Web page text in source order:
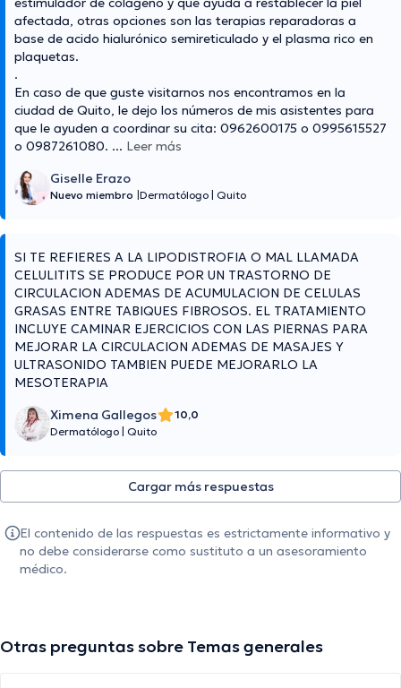
afectada, otras opciones son las terapias reparadoras a
base de acido hialurónico semireticulado y el plasma rico en
plaquetas.
.
En caso de que guste visitarnos nos encontramos en la
ciudad de Quito, le dejo los números de mis asistentes para
que le ayuden a coordinar su cita: 0962600175 o 0995615527
o 0987261080. ... Leer más
Giselle Erazo
Nuevo miembro Dermatólogo Quito
SI TE REFIERES A LA LIPODISTROFIA O MAL LLAMADA
CELULITITS SE PRODUCE POR UN TRASTORNO DE
CIRCULACION ADEMAS DE ACUMULACION DE CELULAS
GRASAS ENTRE TABIQUES FIBROSOS. EL TRATAMIENTO
INCLUYE CAMINAR EJERCICIOS CON LAS PIERNAS PARA
MEJORAR LA CIRCULACION ADEMAS DE MASAJES Y
ULTRASONIDO TAMBIEN PUEDE MEJORARLO LA
MESOTERAPIA
Ximena Gallegos
10,0
Dermatólogo Quito
Cargar más respuestas
El contenido de las respuestas es estrictamente informativo y
no debe considerarse como sustituto a un asesoramiento
médico.
Otras preguntas sobre Temas generales